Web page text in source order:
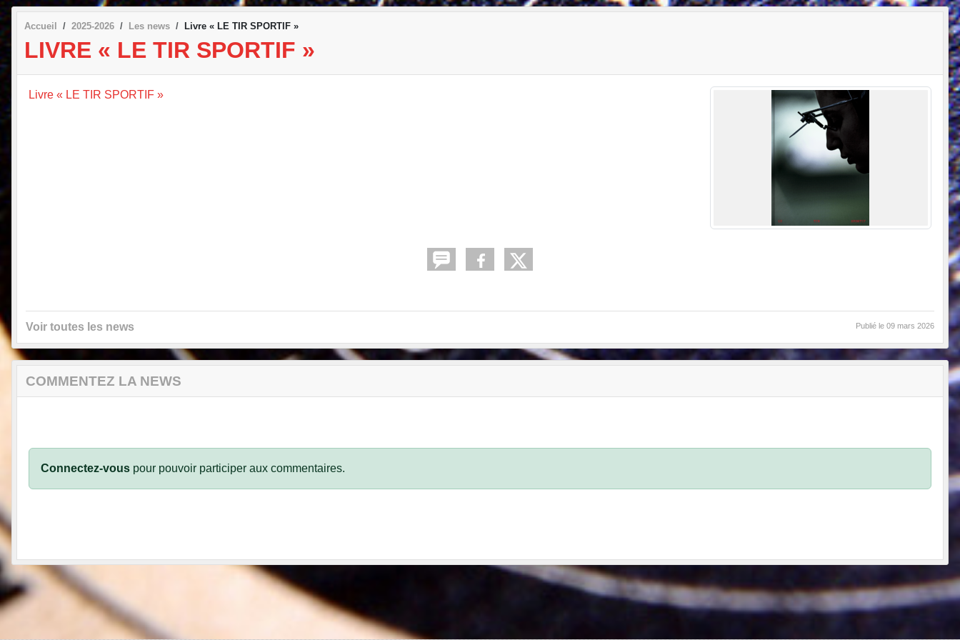
Accueil 2025-2026 Les news Livre « LE TIR SPORTIF »
LIVRE « LE TIR SPORTIF »
Livre « LE TIR SPORTIF »
Voir toutes les news Publié le 09 mars 2026
COMMENTEZ LA NEWS
Connectez-vous pour pouvoir participer aux commentaires.